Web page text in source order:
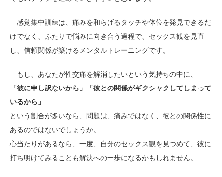
感覚集中訓練は、痛みを和らげるタッチや体位を発見できるだ
けでなく、ふたりで悩みに向き合う過程で、セックス観を見直
し、信頼関係が築けるメンタルトレーニングです。
もし、あなたが性交痛を解消したいという気持ちの中に、
「彼に申し訳ないから」「彼との関係がギクシャクしてしまって
いるから」
という割合が多いなら、問題は、痛みではなく、彼との関係性に
あるのではないでしょうか。
心当たりがあるなら、一度、自分のセックス観を見つめて、彼に
打ち明けてみることも解決への一歩になるかもしれません。